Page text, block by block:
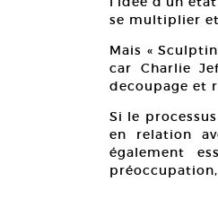
se multiplier
Mais «
car Charlie
decoupage et
Si le
en relation
également